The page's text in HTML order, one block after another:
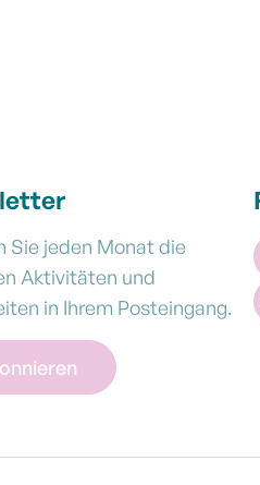
Sie jeden Monat die
Aktivitäten und
in Ihrem Posteingang.